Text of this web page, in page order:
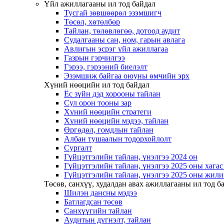
Үйл ажиллагааны ил тод байдал
Тусгай зөвшөөрөл эзэмшигч
Төсөл, хөтөлбөр
Тайлан, төлөвлөгөө, дотоод аудит
Судалгааны сан, ном, гарын авлага
Авлигын эсрэг үйл ажиллагаа
Газрын гэрчилгээ
Гэрээ, гэрээний биелэлт
Эзэмшиж байгаа оюуны өмчийн эрх
Хүний нөөцийн ил тод байдал
Ёс зүйн дэд хорооны тайлан
Сул орон тооны зар
Хүний нөөцийн стратеги
Хүний нөөцийн мэдээ, тайлан
Өргөдөл, гомдлын тайлан
Албан тушаалын тодорхойлолт
Сургалт
Гүйцэтгэлийн тайлан, үнэлгээ 2024 он
Гүйцэтгэлийн тайлан, үнэлгээ 2025 оны
Гүйцэтгэлийн тайлан, үнэлгээ 2025 оны
Төсөв, санхүү, худалдан авах ажиллагааны ил тод
Шилэн дансны мэдээ
Батлагдсан төсөв
Санхүүгийн тайлан
Аудитын дүгнэлт, тайлан